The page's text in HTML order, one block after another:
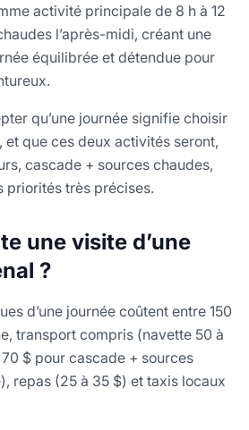
activité principale de 8 h à 12
l’après-midi, créant une
équilibrée et détendue pour
qu’une journée signifie choisir
que ces deux activités seront,
cascade + sources chaudes,
priorités très précises.
une visite d’une
?
d’une journée coûtent entre 150
transport compris (navette 50 à
$ pour cascade + sources
repas (25 à 35 $) et taxis locaux